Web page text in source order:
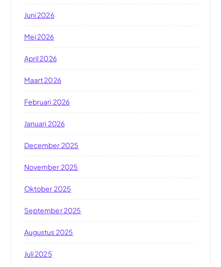
Juni 2026
Mei 2026
April 2026
Maart 2026
Februari 2026
Januari 2026
December 2025
November 2025
Oktober 2025
September 2025
Augustus 2025
Juli 2025